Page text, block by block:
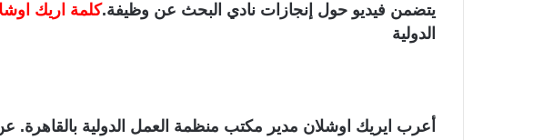
يتضمن فيديو حول إنجازات نادي البحث عن وظيفة.كلمة اريك
الدولية
أعرب ايريك اوشلان مدير مكتب منظمة العمل الدولية بالقاهرة.